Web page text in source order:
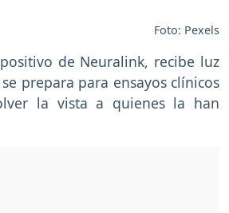
Foto: Pexels
de Neuralink, recibe luz
prepara para ensayos clínicos
la vista a quienes la han